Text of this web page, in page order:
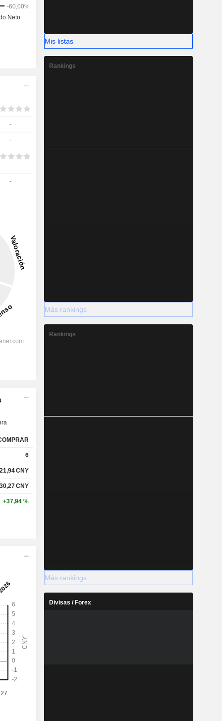
-
-
-
6
21,94CNY
30,27CNY
+37,94 %
Mis listas
Rankings
Más rankings
Rankings
Más rankings
Divisas / Forex